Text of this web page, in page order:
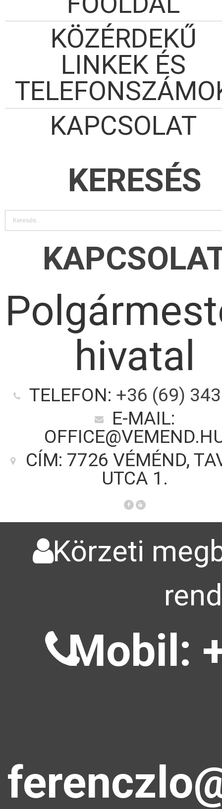
KÖZÉRDEKŰ
LINKEK ÉS
KAPCSOLAT
KERESÉS
hivatal
TELEFON: +36 (69)
E-MAIL:
CÍM: 7726 VÉMÉND,
UTCA 1.
Körzeti
Mobil: